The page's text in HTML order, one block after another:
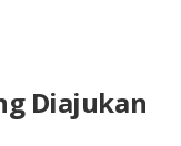
Diajukan